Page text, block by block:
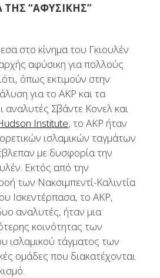
“ΑΦΥΣΙΚΗΣ”
στο κίνημα του Γκιουλέν
αφύσικη για πολλούς
όπως εκτιμούν στην
για το ΑΚΡ και τα
αναλυτές Σβάντε Κονελ και
Ιnstitute, το ΑΚΡ ήταν
ισλαμικών ταγμάτων
με δυσφορία την
Εκτός από την
των Νακσιμπεντί-Καλιντία
Ισκεντέρπασα, το ΑΚΡ,
αναλυτές, ήταν μια
κοινότητας των
ισλαμικού τάγματος των
ομάδες που διακατέχονται